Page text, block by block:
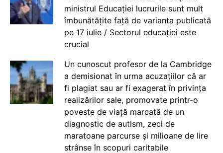
ministrul Educației lucrurile sunt mult
îmbunătățite față de varianta publicată
pe 17 iulie / Sectorul educației este
crucial
Un cunoscut profesor de la Cambridge
a demisionat în urma acuzațiilor că ar
fi plagiat sau ar fi exagerat în privința
realizărilor sale, promovate printr-o
poveste de viață marcată de un
diagnostic de autism, zeci de
maratoane parcurse și milioane de lire
strânse în scopuri caritabile